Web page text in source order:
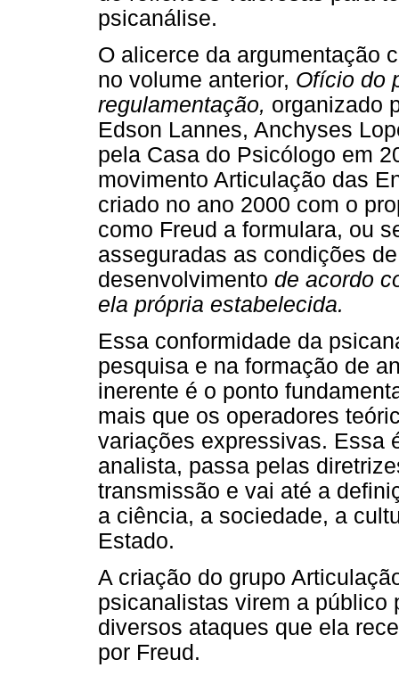
psicanálise.
O alicerce da argumentação
no volume anterior, Ofício do
regulamentação, organizado
Edson Lannes, Anchyses
pela Casa do Psicólogo em
movimento Articulação das
criado no ano 2000 com o
como Freud a formulara, ou
asseguradas as condições
desenvolvimento de acordo
ela própria estabelecida.
Essa conformidade da
pesquisa e na formação de
inerente é o ponto
mais que os operadores
variações expressivas. Essa
analista, passa pelas
transmissão e vai até a
a ciência, a sociedade, a
Estado.
A criação do grupo
psicanalistas virem a público
diversos ataques que ela
por Freud.